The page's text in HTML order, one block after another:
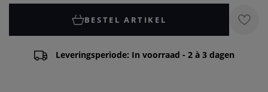
BESTEL ARTIKEL
Leveringsperiode: In voorraad - 2 à 3 dagen